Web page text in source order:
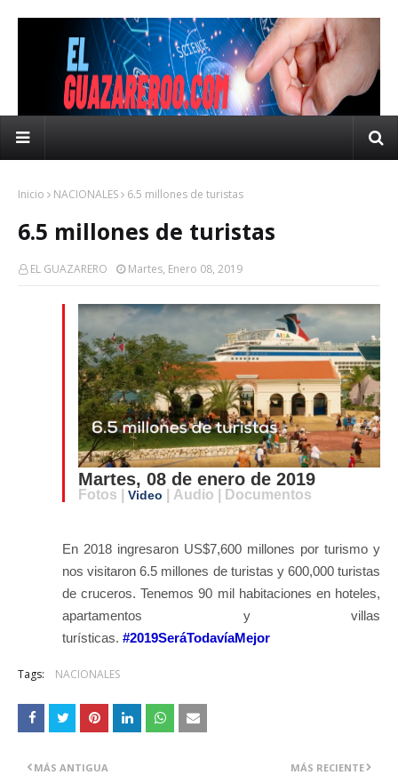
Inicio NACIONALES 6.5 millones de turistas
6.5 millones de turistas
EL GUAZARERO Martes, Enero 08, 2019
Martes, 08 de enero de 2019
Fotos | Video | Audio | Documentos
En 2018 ingresaron US$7,600 millones por turismo y
nos visitaron 6.5 millones de turistas y 600,000 turistas
de cruceros. Tenemos 90 mil habitaciones en hoteles,
apartamentos y villas
turísticas. #2019SeráTodavíaMejor
Tags: NACIONALES
MÁS RECIENTE
MÁS ANTIGUA